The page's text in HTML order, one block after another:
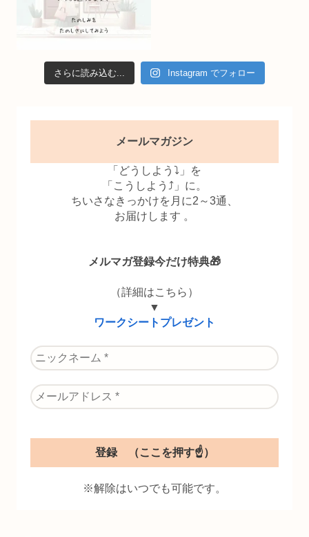
さらに読み込む... Instagram でフォロー
メールマガジン
「どうしよう⤵」を
「こうしよう⤴」に。
ちいさなきっかけを月に2～3通、
お届けします 。
メルマガ登録今だけ特典🎁
（詳細はこちら）
▼
ワークシートプレゼント
※解除はいつでも可能です。